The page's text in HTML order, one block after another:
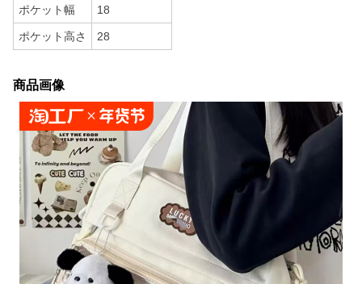
ポケット幅 18
ポケット高さ 28
商品画像